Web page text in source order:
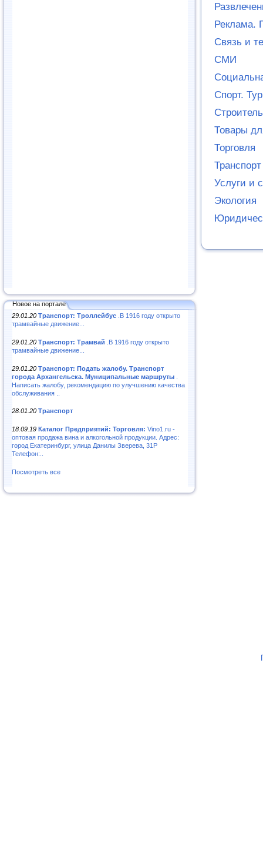
Новое на портале
29.01.20 Транспорт: Троллейбус .В 1916 году открыто
трамвайные движение...
29.01.20 Транспорт: Трамвай .В 1916 году открыто
трамвайные движение...
29.01.20 Транспорт: Подать жалобу. Транспорт
города Архангельска. Муниципальные маршруты
Написать жалобу, рекомендацию по улучшению качества
обслуживания ..
28.01.20 Транспорт
18.09.19 Каталог Предприятий: Торговля: Vino1.ru -
оптовая продажа вина и алкогольной продукции. Адрес:
город Екатеринбург, улица Данилы Зверева, 31Р
Телефон:..
Посмотреть все
Реклама.
Связь и
СМИ
Спорт.
Товары
Торговля
Услуги и
Экология